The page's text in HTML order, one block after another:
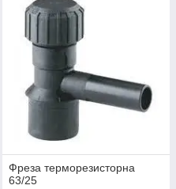
Фреза терморезисторна
63/25